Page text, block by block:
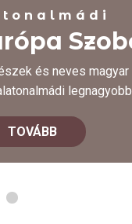
és neves
TOVÁBB